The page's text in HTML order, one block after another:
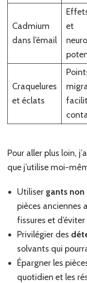
Cadmium
dans l’émail
et
Craquelures
et éclats
Pour aller plus loin,
que j’utilise moi-
Utiliser gants
pièces anciennes
fissures et
Privilégier des
solvants qui
Épargner les
quotidien et les